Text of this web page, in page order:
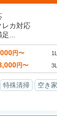
カ対応
...
円〜
円〜
特殊清掃 空き